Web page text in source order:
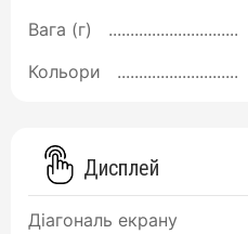
Вага (г)
Кольори
Дисплей
Діагональ екрану